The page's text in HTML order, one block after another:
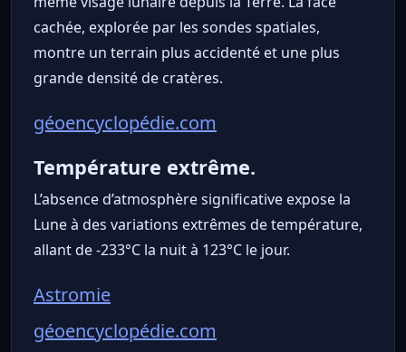
cachée, explorée par les sondes spatiales,
montre un terrain plus accidenté et une plus
grande densité de cratères.
géoencyclopédie.com
Température extrême.
L’absence d’atmosphère significative expose la
Lune à des variations extrêmes de température,
allant de -233°C la nuit à 123°C le jour.
Astromie
géoencyclopédie.com